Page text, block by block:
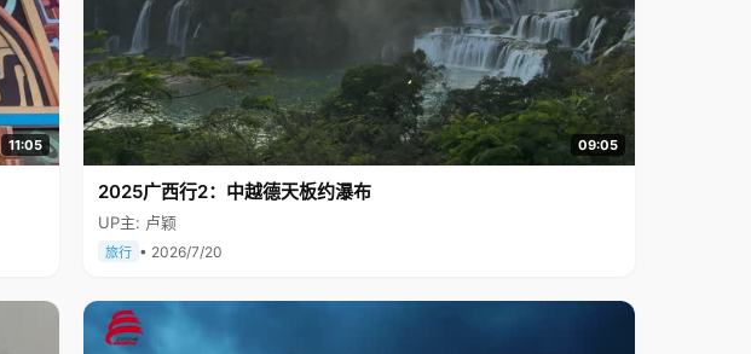
11:05 09:05
2025广西行2：中越德天板约瀑布
UP主: 卢颖
旅行 • 2026/7/20